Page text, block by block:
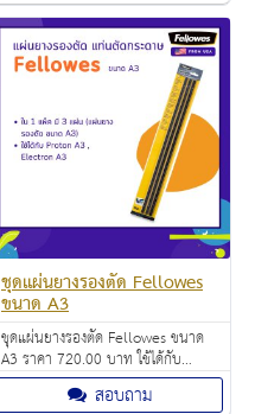
ชุดแผ่นยางรองตัด Fellowes
ขนาด A3
ชุดแผ่นยางรองตัด Fellowes ขนาด
A3 ราคา 720.00 บาท ใช้ได้กับ
Proton A3 , Electron A3
สอบถาม